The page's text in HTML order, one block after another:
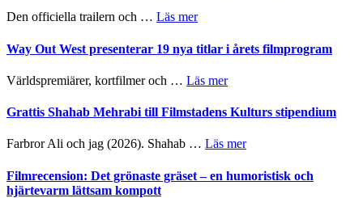
Den officiella trailern och … Läs merom
trailern
för
The
X-
I
to
–
Way Out West presenterar 19 nya titlar i årets filmprogram
Världspremiärer, kortfilmer och … Läs merom
Out
19
titlar
Grattis Shahab Mehrabi till Filmstadens Kulturs stipendium
Farbror Ali och jag (2026). Shahab … Läs merom
Shahab
Mehrabi
Filmrecension: Det grönaste gräset – en humoristisk och
hjärtevarm lättsam kompott